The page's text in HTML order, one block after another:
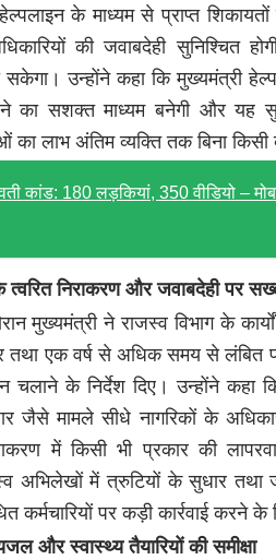
के माध्यम से प्राप्त शिकायतों
की जवाबदेही सुनिश्चित
सकेगा। उन्होंने कहा कि मुख्यमंत्री
का सशक्त माध्यम बनेगी और यह
लाभ अंतिम व्यक्ति तक बिना किसी
कांड: 180 लड़कियां, 350 वीडियो –
निराकरण और जवाबदेही पर
मुख्यमंत्री ने राजस्व विभाग के
तथा एक वर्ष से अधिक समय से लंबित
चलाने के निर्देश दिए। उन्होंने कहा
जैसे मामले सीधे नागरिकों के
में किसी भी प्रकार की
अभिलेखों में त्रुटियों के सुधार तथा
कर्मचारियों पर कड़ी कार्रवाई करने के
और स्वास्थ्य तैयारियों की समीक्षा